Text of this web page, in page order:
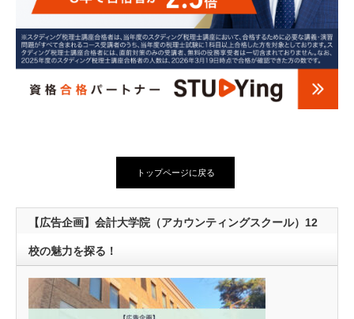
トップページに戻る
【広告企画】会計大学院（アカウンティングスクール）12
校の魅力を探る！